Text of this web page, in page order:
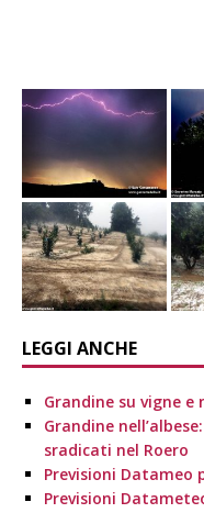
LEGGI ANCHE
Grandine su vigne
Grandine
sradicati nel Roero
Previsioni Datameo
Previsioni